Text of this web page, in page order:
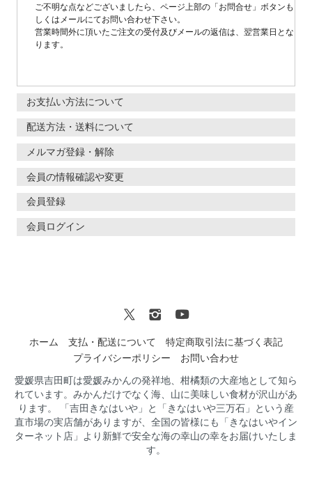
ご不明な点などございましたら、ページ上部の「お問合せ」ボタンも
しくはメールにてお問い合わせ下さい。
営業時間外に頂いたご注文の受付及びメールの返信は、翌営業日とな
ります。
お支払い方法について
配送方法・送料について
メルマガ登録・解除
会員の情報確認や変更
会員登録
会員ログイン
ホーム 支払・配送について
特定商取引法に基づく表記
プライバシーポリシー
お問い合わせ
愛媛県吉田町は愛媛みかんの発祥地、柑橘類の大産地として知ら
れています。みかんだけでなく海、山に美味しい食材が沢山があ
ります。 「吉田きなはいや」と「きなはいや三万石」という産
直市場の実店舗がありますが、全国の皆様にも「きなはいやイン
ターネット店」より新鮮で安全な海の幸山の幸をお届けいたしま
す。